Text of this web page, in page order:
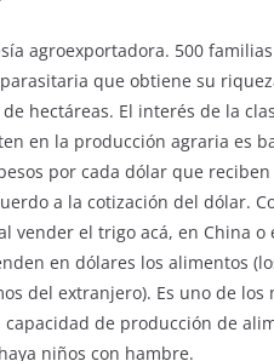
agroexportadora. 500
que obtiene su
hectáreas. El interés de la
en la producción agraria es
por cada dólar que
a la cotización del dólar.
vender el trigo acá, en China
en dólares los alimentos
del extranjero). Es uno de
de producción de
niños con hambre.